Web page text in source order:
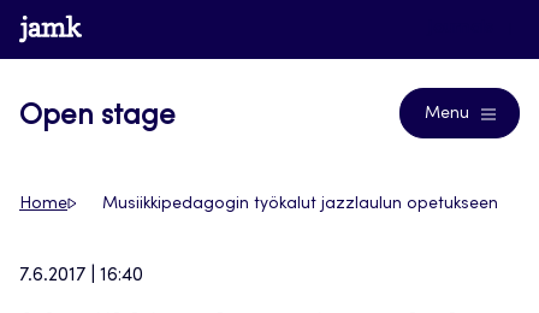
Siirry
suoraan
www.jamk.fi
Open stage Menu
Home Musiikkipedagogin työkalut jazzlaulun opetukseen
7.6.2017 | 16:40